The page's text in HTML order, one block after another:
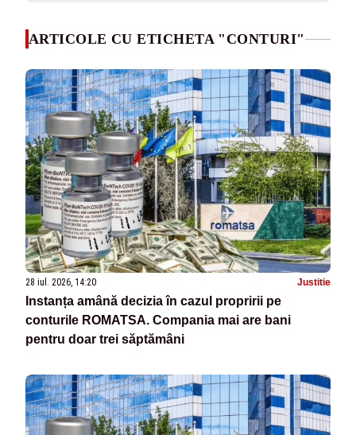
ARTICOLE CU ETICHETA "CONTURI"
28 iul. 2026, 14:20 Justitie
Instanța amână decizia în cazul propririi pe
conturile ROMATSA. Compania mai are bani
pentru doar trei săptămâni